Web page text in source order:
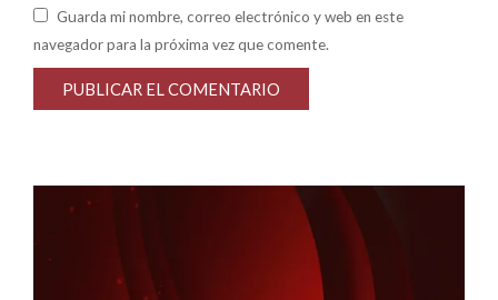
Guarda mi nombre, correo electrónico y web en este
navegador para la próxima vez que comente.